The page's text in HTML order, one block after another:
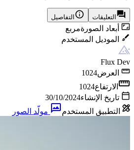
التعليقات التفاصيل
أبعاد الصورةمربع
الموديل المستخدم
Flux Dev
العرض1024
الارتفاع1024
تاريخ الإنشاء30/10/2024
التطبيق المستخدم
مولّد الصور